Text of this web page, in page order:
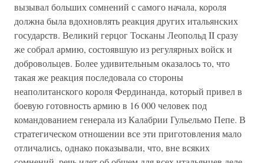
вызывал больших сомнений с самого начала, короля
должна была вдохновлять реакция других итальянских
государств. Великий герцог Тосканы Леопольд II сразу
же собрал армию, состоявшую из регулярных войск и
добровольцев. Более удивительным оказалось то, что
такая же реакция последовала со стороны
неаполитанского короля Фердинанда, который привел в
боевую готовность армию в 16 000 человек под
командованием генерала из Калабрии Гульельмо Пепе. В
стратегическом отношении все эти приготовления мало
отличались, однако показывали, что, вне всяких